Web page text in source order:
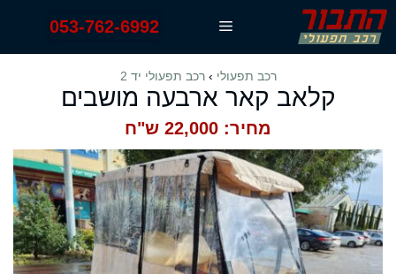
לדלג
לתוכן
תפריט 053-762-6992
רכב תפעולי ›רכב תפעולי יד 2
קלאב קאר ארבעה מושבים
מחיר: 22,000 ש"ח